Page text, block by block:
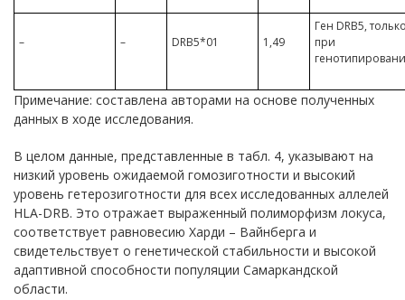
– – DRB5*01 1,49
Ген DRB5,
при
Примечание: составлена авторами на основе полученных
данных в ходе исследования.
В целом данные, представленные в табл. 4, указывают на
низкий уровень ожидаемой гомозиготности и высокий
уровень гетерозиготности для всех исследованных аллелей
HLA-DRB. Это отражает выраженный полиморфизм локуса,
соответствует равновесию Харди – Вайнберга и
свидетельствует о генетической стабильности и высокой
адаптивной способности популяции Самаркандской
области.